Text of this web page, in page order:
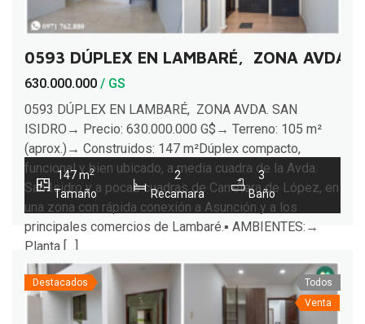
0593 DÚPLEX EN LAMBARÉ, ZONA AVDA.
630.000.000 / GS
0593 DÚPLEX EN LAMBARÉ, ZONA AVDA. SAN
ISIDRO→ Precio: 630.000.000 G$→ Terreno: 105 m²
(aprox.)→ Construidos: 147 m²Dúplex compacto,
funcional y bien ubicado, a media cuadra de la Avda.
San Isidro y a pocas cuadras de Carretera de López, en
una zona con rápida conexión a Asunción y a los
principales comercios de Lambaré.▪︎ AMBIENTES:→
Planta […]
147 m2
Tamaño
2
Recamara
3
Baño
Destacados
Todos
Venta